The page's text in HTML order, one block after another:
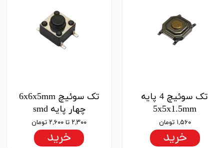
تک سوئیچ 4 پایه
5x5x1.5mm
۱,۵۶۰ تومان
خرید
تک سوئیچ 6x6x5mm
چهار پایه smd
۲,۳۰۰ تا ۲,۶۰۰ تومان
خرید